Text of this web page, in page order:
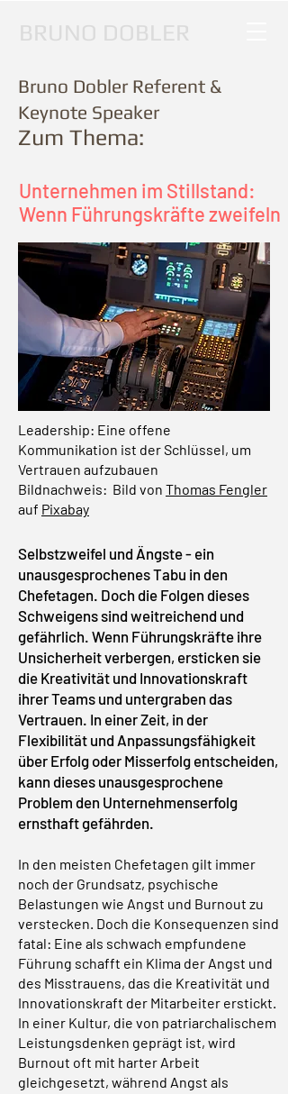
BRUNO DOBLER
Bruno Dobler Referent &
Keynote Speaker
Zum Thema:
Unternehmen im Stillstand:
Wenn Führungskräfte zweifeln
Leadership: Eine offene
Kommunikation ist der Schlüssel, um
Vertrauen aufzubauen
Bildnachweis: Bild von Thomas Fengler
auf Pixabay
Selbstzweifel und Ängste - ein
unausgesprochenes Tabu in den
Chefetagen. Doch die Folgen dieses
Schweigens sind weitreichend und
gefährlich. Wenn Führungskräfte ihre
Unsicherheit verbergen, ersticken sie
die Kreativität und Innovationskraft
ihrer Teams und untergraben das
Vertrauen. In einer Zeit, in der
Flexibilität und Anpassungsfähigkeit
über Erfolg oder Misserfolg entscheiden,
kann dieses unausgesprochene
Problem den Unternehmenserfolg
ernsthaft gefährden.
In den meisten Chefetagen gilt immer
noch der Grundsatz, psychische
Belastungen wie Angst und Burnout zu
verstecken. Doch die Konsequenzen sind
fatal: Eine als schwach empfundene
Führung schafft ein Klima der Angst und
des Misstrauens, das die Kreativität und
Innovationskraft der Mitarbeiter erstickt.
In einer Kultur, die von patriarchalischem
Leistungsdenken geprägt ist, wird
Burnout oft mit harter Arbeit
gleichgesetzt, während Angst als